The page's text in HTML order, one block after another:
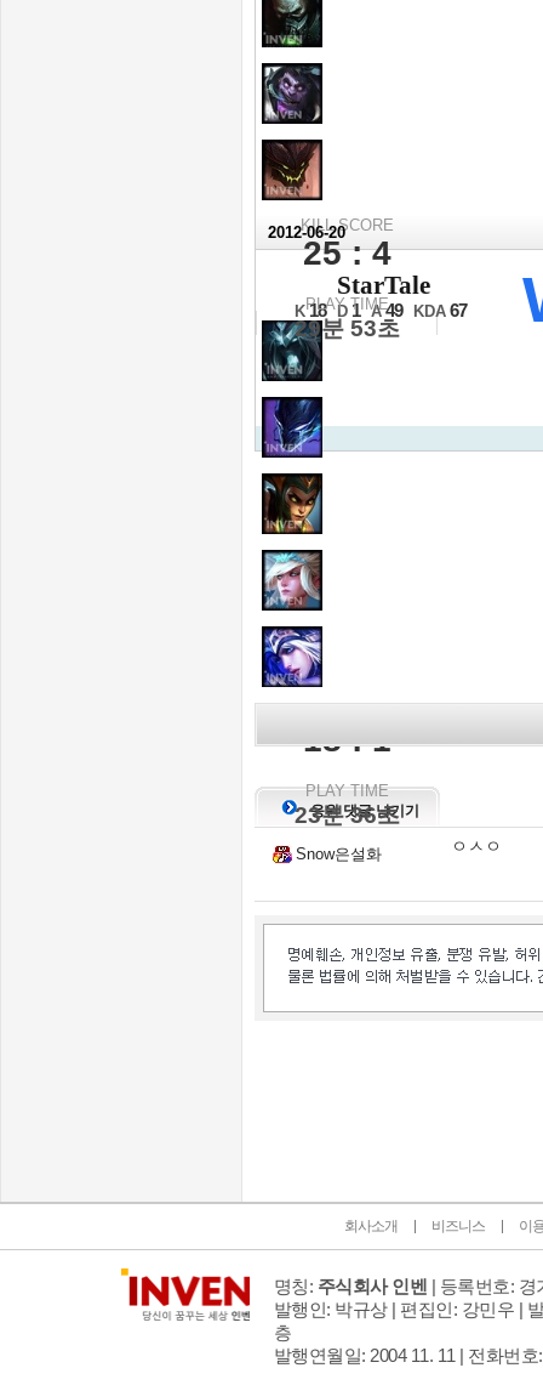
KILL SCORE
25 : 4
PLAY TIME
29분 53초
2012-06-20
E조 3경기
StarTale
K 18 D 1 A 49 KDA 67
18 : 1
PLAY TIME
23분 36초
응원 댓글 남기기
Snow은설화 ㅇㅅㅇ
회사소개 비즈니스 이
명칭: 주식회사 인벤 | 등록번호: 경
발행인: 박규상 | 편집인: 강민우 |
층
발행연월일: 2004 11. 11 | 전화번호